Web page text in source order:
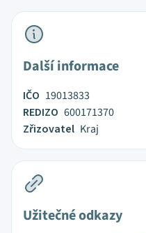
Další informace
IČO 19013833
REDIZO 600171370
Zřizovatel Kraj
Užitečné odkazy